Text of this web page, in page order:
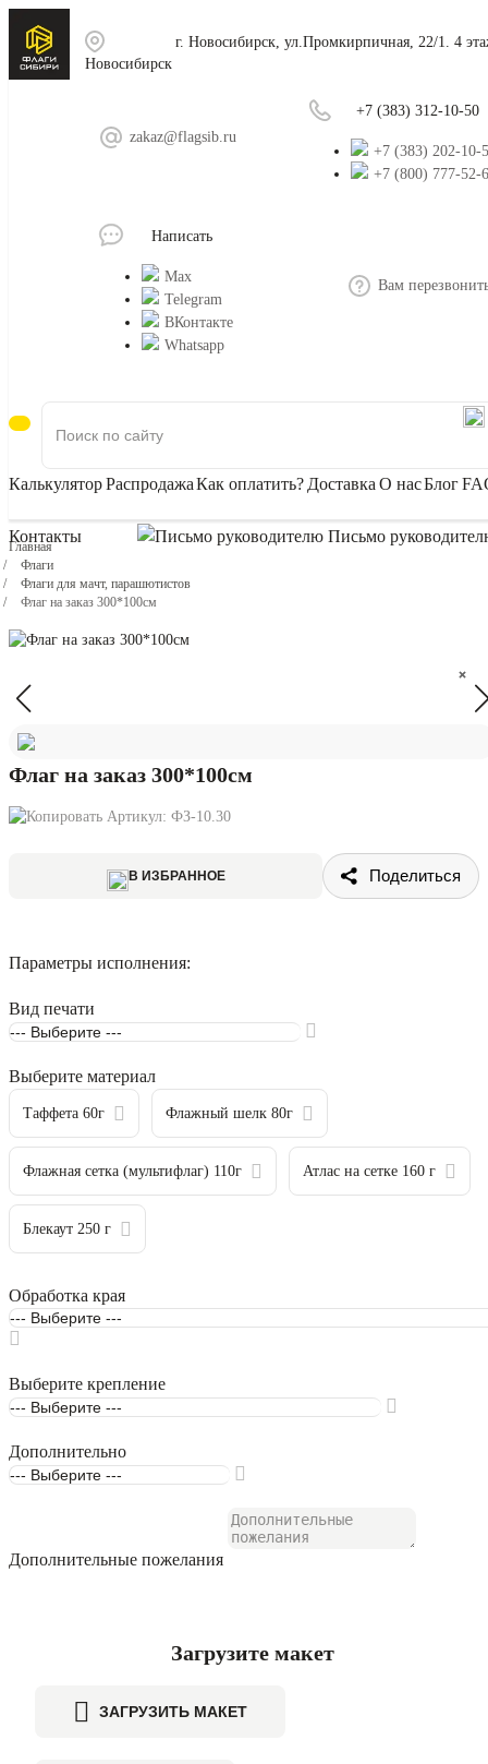
г. Новосибирск, ул.Промкирпичная, 22/1. 4
Новосибирск
zakaz@flagsib.ru
+7 (383) 312-10-50
+7 (383) 202-10-
+7 (800) 777-52-
Написать
Max
Telegram
ВКонтакте
Whatsapp
Вам
КалькуляторРаспродажаКак оплатить? Доставка О насБлог
Контакты Письмо
Главная
Флаги
Флаги для мачт, парашютистов
Флаг на заказ 300*100см
Флаг на заказ 300*100см
Артикул: ФЗ-10.30
В ИЗБРАННОЕ Поделиться
Параметры исполнения:
Вид печати
Выберите материал
Таффета 60г Флажный шелк 80г
Флажная сетка (мультифлаг) 110г Атлас на сетке 160 г
Блекаут 250 г
Обработка края
Выберите крепление
Дополнительно
Дополнительные пожелания
Загрузите макет
ЗАГРУЗИТЬ МАКЕТ
×
×